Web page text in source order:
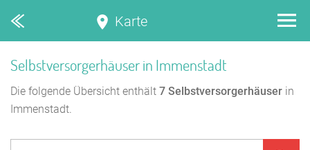
Karte
Selbstversorgerhäuser in Immenstadt
Die folgende Übersicht enthält 7 Selbstversorgerhäuser in
Immenstadt.